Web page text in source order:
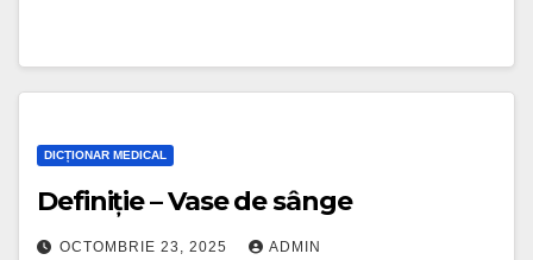
DICȚIONAR MEDICAL
Definiție – Vase de sânge
OCTOMBRIE 23, 2025 ADMIN